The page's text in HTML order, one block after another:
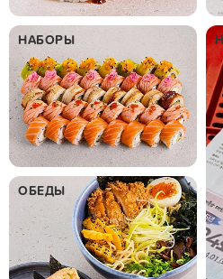
НАБОРЫ
ОБЕДЫ